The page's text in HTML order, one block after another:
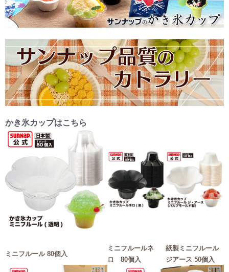
かき氷カップはこちら
ミニフルール 80個入
ミニフルールネ
ロ 80個入
紙製ミニフルール
ジアース 50個入